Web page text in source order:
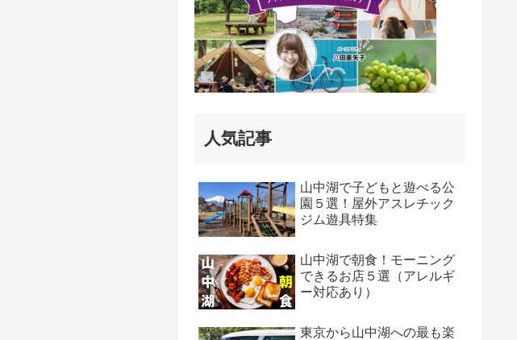
人気記事
山中湖で子どもと遊べる公
園５選！屋外アスレチック
ジム遊具特集
山中湖で朝食！モーニング
できるお店５選（アレルギ
ー対応あり）
東京から山中湖への最も楽